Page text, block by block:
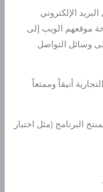
الإلكتروني
موقعهم الويب إلى
وسائل التواصل
أنيقاً وممتعاً
البرنامج (مثل اختبار